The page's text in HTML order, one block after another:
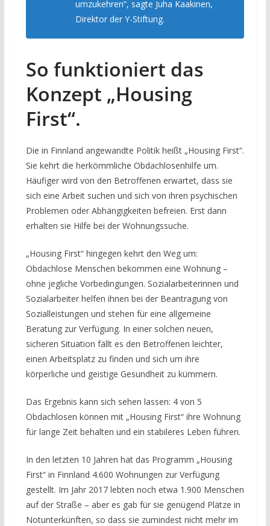
umzukehren“, sagte Juha Kaakinen,
Direktor der Y-Stiftung.
So funktioniert das
Konzept „Housing
First“.
Die in Finnland angewandte Politik heißt „Housing First“.
Sie kehrt die herkömmliche Obdachlosenhilfe um.
Häufiger wird von den Betroffenen erwartet, dass sie
sich eine Arbeit suchen und sich von ihren psychischen
Problemen oder Abhängigkeiten befreien. Erst dann
erhalten sie Hilfe bei der Wohnungssuche.
„Housing First“ hingegen kehrt den Weg um:
Obdachlose Menschen bekommen eine Wohnung –
ohne jegliche Vorbedingungen. Sozialarbeiterinnen und
Sozialarbeiter helfen ihnen bei der Beantragung von
Sozialleistungen und stehen für eine allgemeine
Beratung zur Verfügung. In einer solchen neuen,
sicheren Situation fällt es den Betroffenen leichter,
einen Arbeitsplatz zu finden und sich um ihre
körperliche und geistige Gesundheit zu kümmern.
Das Ergebnis kann sich sehen lassen: 4 von 5
Obdachlosen können mit „Housing First“ ihre Wohnung
für lange Zeit behalten und ein stabileres Leben führen.
In den letzten 10 Jahren hat das Programm „Housing
First“ in Finnland 4.600 Wohnungen zur Verfügung
gestellt. Im Jahr 2017 lebten noch etwa 1.900 Menschen
auf der Straße – aber es gab für sie genügend Plätze in
Notunterkünften, so dass sie zumindest nicht mehr im